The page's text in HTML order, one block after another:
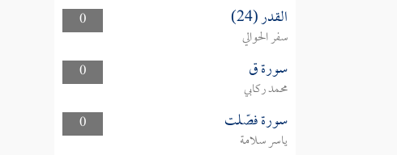
0
القدر (24)
سفر الحوالي
0
سورة ق
محمد ركابي
0
سورة فصّلت
ياسر سلامة